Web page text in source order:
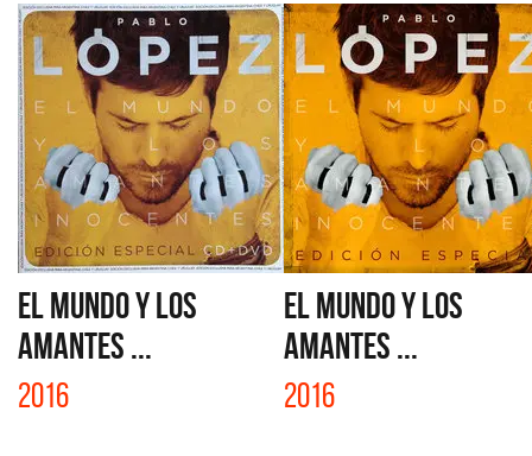
EL MUNDO Y LOS
AMANTES ...
2016
EL MUNDO Y LOS
AMANTES ...
2016